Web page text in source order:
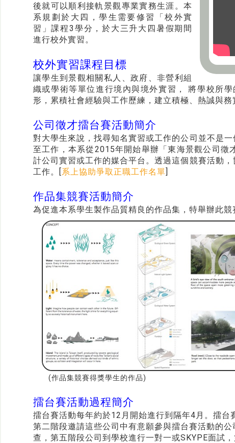
後就可以順利接軌景觀專業實務生涯。本
系規劃於大四，學生需要修習「校外實
習」課程3學分，於大三升大四暑假期間
進行校外實習。
校外實習課程目標
讓學生到景觀相關私人、政府、非營利組
織或學術等單位進行境內與境外實習， 將學校所
形，累積社會經驗與工作歷練，建立積極、熱誠與務
公司徵才擂台賽活動簡介
對大學生來說，找尋知名實習或工作的公司並不是
至工作，本系從2015年開始舉辦「東海景觀公司徵
計公司實習或工作的媒合平台。透過這個競賽活動
工作。[系上協助爭取正職工作名單]
作品集競賽活動簡介
為促進本系學生製作品質精良的作品集，特舉辦此
(作品集競賽得獎學生的作品)
擂台賽活動過程簡介
擂台賽活動每年約於12月開始進行到隔年4月。擂台
第二階段邀請這些公司中有意願參與擂台賽活動的
查，第五階段公司到學校進行一對一或SKYPE面試